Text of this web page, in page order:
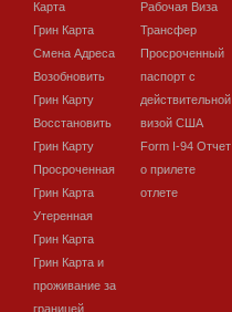
Карта
Грин Карта
Смена Адреса
Возобновить
Грин Карту
Восстановить
Грин Карту
Просроченная
Грин Карта
Утеренная
Грин Карта
Грин Карта и
проживание за
границей
Рабочая Виза
Трансфер
Просроченный
паспорт с
действительной
визой США
Form I-94 Отчет
о прилете
отлете